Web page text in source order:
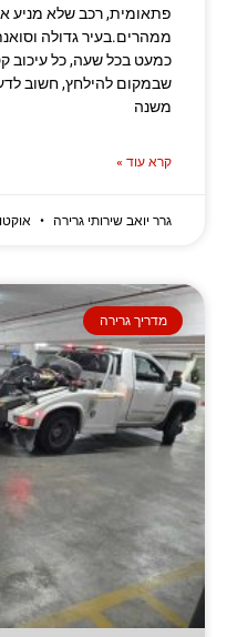
פתאומית, רכב שלא מניע
ממהרים.בעיר גדולה
כמעט בכל שעה, כל עיכוב
שבמקום להילחץ, חשוב
משנה
קרא עוד »
גרר יואב שירותי גרירה אוקטובר
מדריך גרירה